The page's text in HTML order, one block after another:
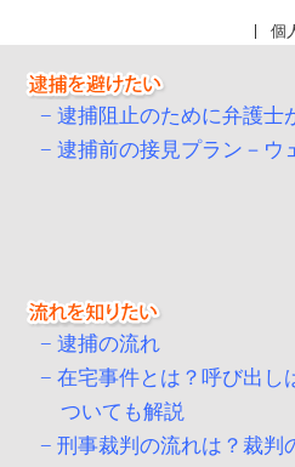
個
逮捕阻止のために弁護士
逮捕前の接見プラン－ウ
逮捕の流れ
在宅事件とは？呼び出し
ついても解説
刑事裁判の流れは？裁判